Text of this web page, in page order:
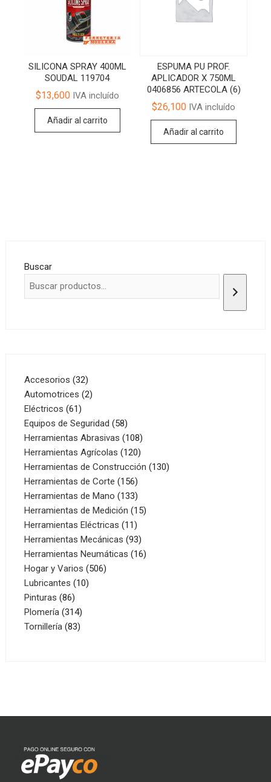
SILICONA SPRAY 400ML
SOUDAL 119704
$13,600IVA incluído
Añadir al carrito
ESPUMA PU PROF.
APLICADOR X 750ML
0406856 ARTECOLA (6)
$26,100 IVA incluído
Añadir al carrito
Buscar
Accesorios 3232
productos
Automotrices 22
Eléctricos 6161
productos
Equipos de Seguridad 5858
productos
Herramientas Abrasivas 108108
productos
Herramientas Agrícolas 120120
productos
Herramientas de Construcción 130130
Herramientas de Corte 156156
productos
Herramientas de Mano 133133
productos
Herramientas de Medición 1515
Herramientas Eléctricas 1111
productos
Herramientas Mecánicas 9393
productos
Herramientas Neumáticas 1616
Hogar y Varios 506506
Lubricantes 1010
Pinturas 8686
productos
Plomería 314314
productos
Tornillería 8383